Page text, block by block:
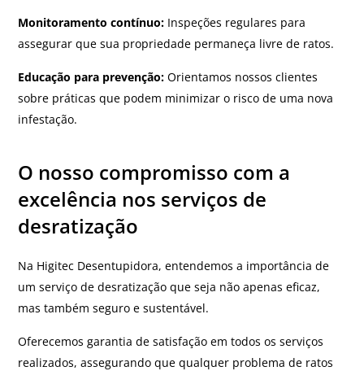
Monitoramento contínuo: Inspeções regulares para
assegurar que sua propriedade permaneça livre de ratos.
Educação para prevenção: Orientamos nossos clientes
sobre práticas que podem minimizar o risco de uma nova
infestação.
O nosso compromisso com a
excelência nos serviços de
desratização
Na Higitec Desentupidora, entendemos a importância de
um serviço de desratização que seja não apenas eficaz,
mas também seguro e sustentável.
Oferecemos garantia de satisfação em todos os serviços
realizados, assegurando que qualquer problema de ratos